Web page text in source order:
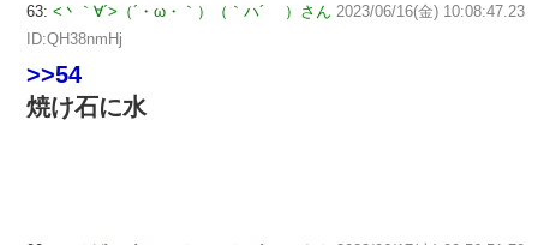
63: <丶｀∀´>（´・ω・｀）（｀ハ´ ）さん 2023/06/16(金) 10:08:47.23
ID:QH38nmHj
>>54
焼け石に水